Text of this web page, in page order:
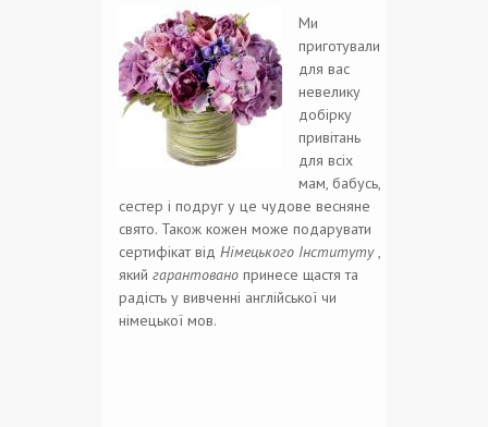
Ми
приготували
для вас
невелику
добірку
привітань
для всіх
мам, бабусь,
сестер і подруг у це чудове весняне
свято. Також кожен може подарувати
сертифікат від Німецького Інституту,
який гарантовано принесе щастя та
радість у вивченні англійської чи
німецької мов.